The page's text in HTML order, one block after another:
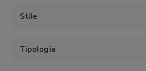
Stile
Tipologia